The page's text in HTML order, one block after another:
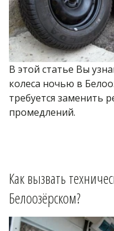
В этой статье Вы
колеса ночью в
требуется заменить
промедлений.
Белоозёрском?